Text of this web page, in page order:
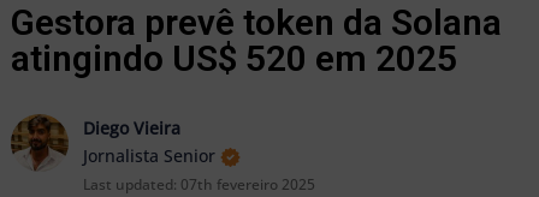
Gestora prevê token da Solana
atingindo US$ 520 em 2025
Diego Vieira
Jornalista Senior
Last updated: 07th fevereiro 2025